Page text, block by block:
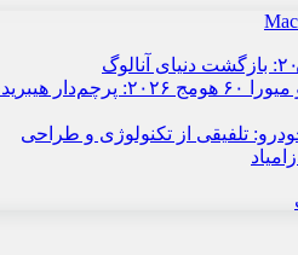
هیبریدی
تلفیقی از تکنولوژی و طراحی